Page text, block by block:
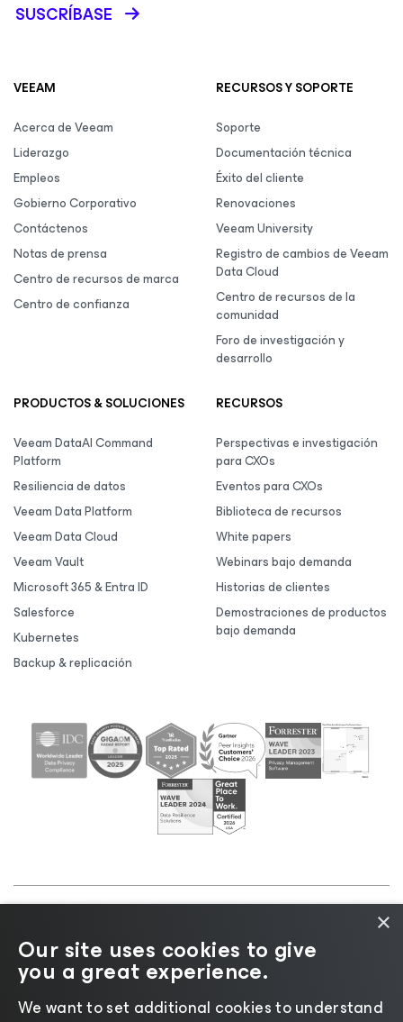
SUSCRÍBASE
VEEAM
Acerca de Veeam
Liderazgo
Empleos
Gobierno Corporativo
Contáctenos
Notas de prensa
Centro de recursos de marca
Centro de confianza
RECURSOS Y SOPORTE
Soporte
Documentación técnica
Éxito del cliente
Renovaciones
Veeam University
Registro de cambios de Veeam
Data Cloud
Centro de recursos de la
comunidad
Foro de investigación y
desarrollo
PRODUCTOS & SOLUCIONES
Veeam DataAI Command
Platform
Resiliencia de datos
Veeam Data Platform
Veeam Data Cloud
Veeam Vault
Microsoft 365 & Entra ID
Salesforce
Kubernetes
Backup & replicación
RECURSOS
Perspectivas e investigación
para CXOs
Eventos para CXOs
Biblioteca de recursos
White papers
Webinars bajo demanda
Historias de clientes
Demostraciones de productos
bajo demanda
Aviso de cookies|Legal|Política de licencias
Recursos para proveedores
×
Our site uses cookies to give
you a great experience.
We want to set additional cookies to understand